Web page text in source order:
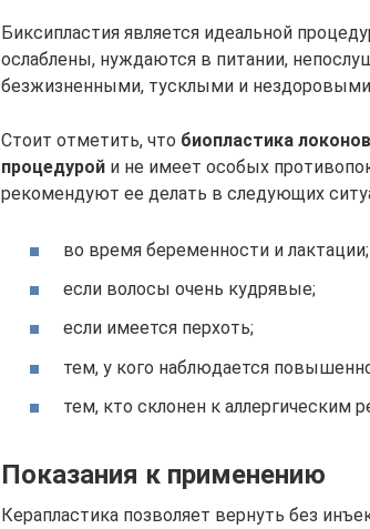
Биксипластия является идеальной
ослаблены, нуждаются в питании,
безжизненными, тусклыми и
Стоит отметить, что биопластика
процедурой и не имеет особых
рекомендуют ее делать в следующих
во время беременности и лактации;
если волосы очень кудрявые;
если имеется перхоть;
тем, у кого наблюдается
тем, кто склонен к аллергическим
Показания к применению
Керапластика позволяет вернуть без